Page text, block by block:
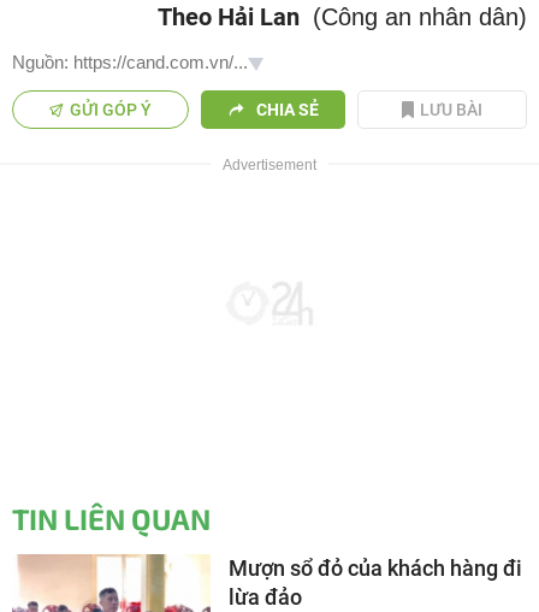
Theo Hải Lan (Công an nhân dân)
Nguồn: https://cand.com.vn/...
GỬI GÓP Ý CHIA SẺ LƯU BÀI
TIN LIÊN QUAN
Mượn sổ đỏ của khách hàng đi
lừa đảo